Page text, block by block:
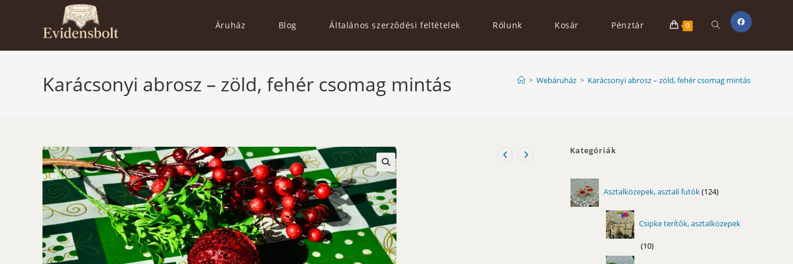
Áruház Blog Általános szerződési feltételek Rólunk Kosár Pénztár 0 Toggle
website
Karácsonyi abrosz – zöld, fehér csomag mintás > Webáruház > Karácsonyi abrosz – zöld, fehér csomag mintás
🔍
Kategóriák
Asztalközepek, asztali futók 124
termék
Csipke terítők, asztalközepek
1010